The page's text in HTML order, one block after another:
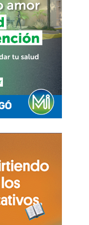
Aires -Juan
el diálogo con
estuvo
de
enviada al
y vuelo
-gerente general
productores
nos vimos
por lo que
tendiera
con